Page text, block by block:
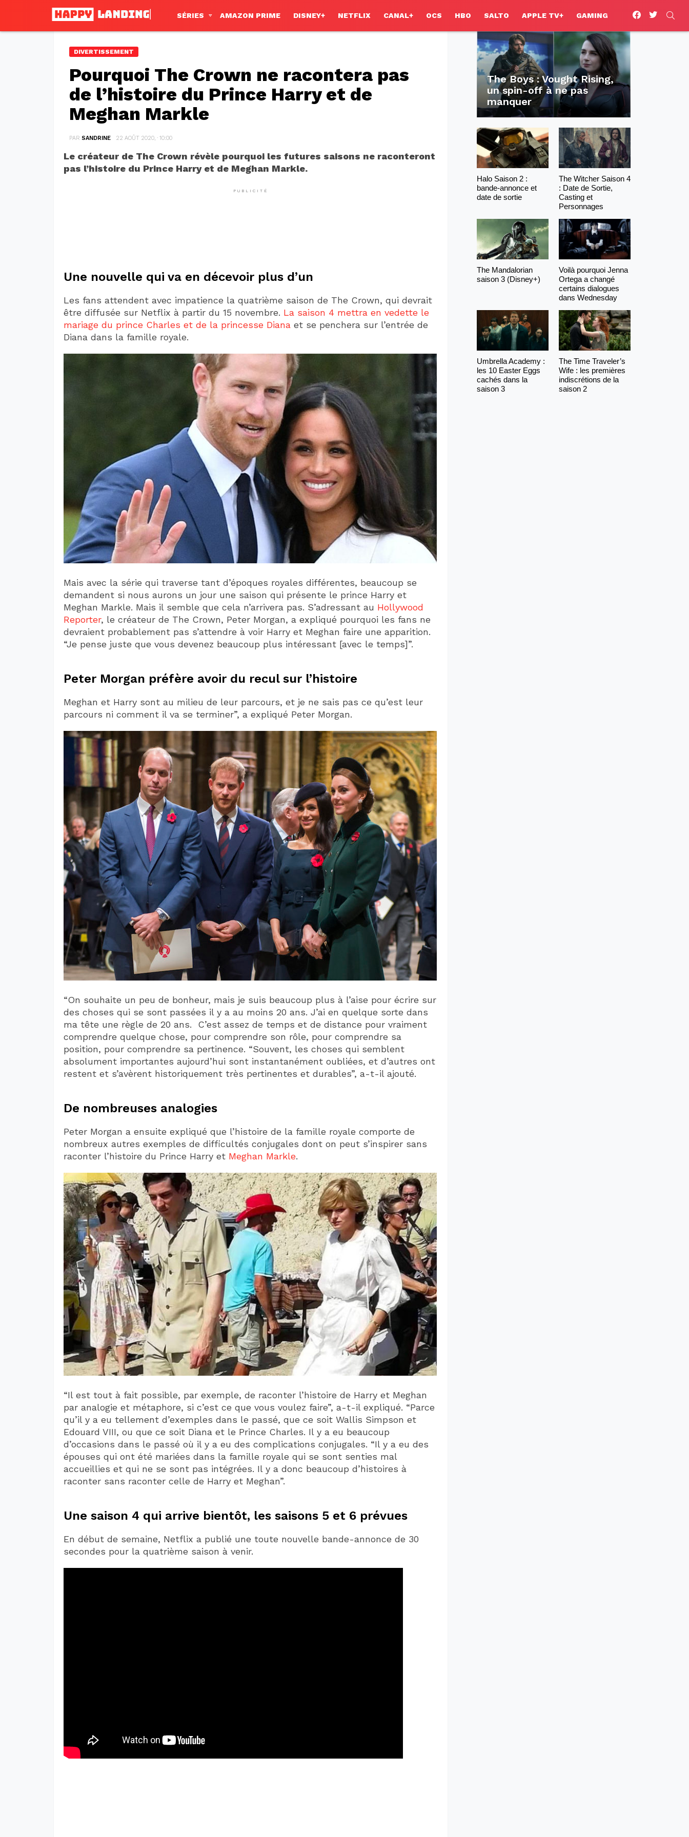
SÉRIES AMAZON PRIME DISNEY+ NETFLIX CANAL+ OCS HBO SALTO APPLE TV+ GAMING
facebooktwitter
DIVERTISSEMENT
Pourquoi The Crown ne racontera pas
de l’histoire du Prince Harry et de
Meghan Markle
PAR SANDRINE 22 AOÛT 2020, · 10:00
Le créateur de The Crown révèle pourquoi les futures saisons ne raconteront
pas l’histoire du Prince Harry et de Meghan Markle.
PUBLICITÉ
Une nouvelle qui va en décevoir plus d’un
Les fans attendent avec impatience la quatrième saison de The Crown, qui devrait
être diffusée sur Netflix à partir du 15 novembre. La saison 4 mettra en vedette le
mariage du prince Charles et de la princesse Dianaet se penchera sur l’entrée de
Diana dans la famille royale.
Mais avec la série qui traverse tant d’époques royales différentes, beaucoup se
demandent si nous aurons un jour une saison qui présente le prince Harry et
Meghan Markle. Mais il semble que cela n’arrivera pas. S’adressant au Hollywood
Reporter, le créateur de The Crown, Peter Morgan, a expliqué pourquoi les fans ne
devraient probablement pas s’attendre à voir Harry et Meghan faire une apparition.
“Je pense juste que vous devenez beaucoup plus intéressant [avec le temps]”.
Peter Morgan préfère avoir du recul sur l’histoire
Meghan et Harry sont au milieu de leur parcours, et je ne sais pas ce qu’est leur
parcours ni comment il va se terminer”, a expliqué Peter Morgan.
“On souhaite un peu de bonheur, mais je suis beaucoup plus à l’aise pour écrire sur
des choses qui se sont passées il y a au moins 20 ans. J’ai en quelque sorte dans
ma tête une règle de 20 ans. C’est assez de temps et de distance pour vraiment
comprendre quelque chose, pour comprendre son rôle, pour comprendre sa
position, pour comprendre sa pertinence. “Souvent, les choses qui semblent
absolument importantes aujourd’hui sont instantanément oubliées, et d’autres ont
restent et s’avèrent historiquement très pertinentes et durables”, a-t-il ajouté.
De nombreuses analogies
Peter Morgan a ensuite expliqué que l’histoire de la famille royale comporte de
nombreux autres exemples de difficultés conjugales dont on peut s’inspirer sans
raconter l’histoire du Prince Harry et Meghan Markle.
“Il est tout à fait possible, par exemple, de raconter l’histoire de Harry et Meghan
par analogie et métaphore, si c’est ce que vous voulez faire”, a-t-il expliqué. “Parce
qu’il y a eu tellement d’exemples dans le passé, que ce soit Wallis Simpson et
Edouard VIII, ou que ce soit Diana et le Prince Charles. Il y a eu beaucoup
d’occasions dans le passé où il y a eu des complications conjugales. “Il y a eu des
épouses qui ont été mariées dans la famille royale qui se sont senties mal
accueillies et qui ne se sont pas intégrées. Il y a donc beaucoup d’histoires à
raconter sans raconter celle de Harry et Meghan”.
Une saison 4 qui arrive bientôt, les saisons 5 et 6 prévues
En début de semaine, Netflix a publié une toute nouvelle bande-annonce de 30
secondes pour la quatrième saison à venir.
The Boys : Vought Rising,
un spin-off à ne pas
manquer
Halo Saison 2 :
bande-annonce et
date de sortie
The Witcher Saison 4
: Date de Sortie,
Casting et
Personnages
The Mandalorian
saison 3 (Disney+)
Voilà pourquoi Jenna
Ortega a changé
certains dialogues
dans Wednesday
Umbrella Academy :
les 10 Easter Eggs
cachés dans la
saison 3
The Time Traveler’s
Wife : les premières
indiscrétions de la
saison 2